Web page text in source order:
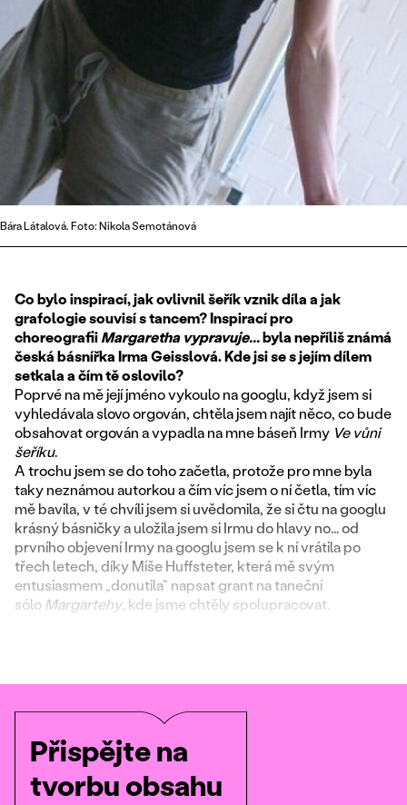
Bára Látalová. Foto: Nikola Semotánová
Co bylo inspirací, jak ovlivnil šeřík vznik díla a jak
grafologie souvisí s tancem?Inspirací pro
choreografiiMargaretha vypravuje...byla nepříliš známá
česká básnířka Irma Geisslová. Kde jsi se s jejím dílem
setkala a čím tě oslovilo?
Poprvé na mě její jméno vykoulo na googlu, když jsem si
vyhledávala slovo orgován, chtěla jsem najít něco, co bude
obsahovat orgován a vypadla na mne báseň Irmy Ve vůni
šeříku.
A trochu jsem se do toho začetla, protože pro mne byla
taky neznámou autorkou a čím víc jsem o ní četla, tím víc
mě bavila, v té chvíli jsem si uvědomila, že si čtu na googlu
krásný básničky a uložila jsem si Irmu do hlavy no... od
prvního objevení Irmy na googlu jsem se k ní vrátila po
třech letech, díky Míše Huffsteter, která mě svým
entusiasmem „donutila“ napsat grant na taneční
sóloMargartehy, kde jsme chtěly spolupracovat.
Přispějte na
tvorbu obsahu